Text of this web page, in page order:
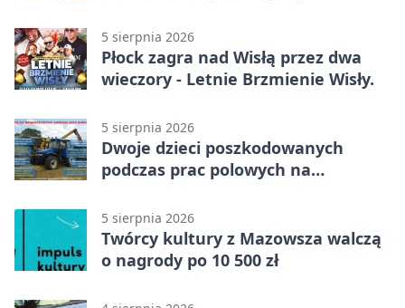
5 sierpnia 2026
Płock zagra nad Wisłą przez dwa
wieczory - Letnie Brzmienie Wisły.
5 sierpnia 2026
Dwoje dzieci poszkodowanych
podczas prac polowych na
5 sierpnia 2026
Twórcy kultury z Mazowsza walczą
o nagrody po 10 500 zł